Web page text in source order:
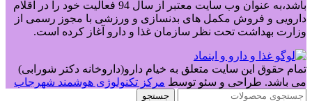
باشد،به عنوان وب سایت معتبر از سال 94 فعالیت خود را در اقلام
دارویی و فروش مکمل های بدنسازی و ورزشی با مجوز رسمی از
وزارت بهداشت تحت نظر سازمان غذا و دارو آغاز کرده است.
تمام حقوق این سایت متعلق به خیام دارو(داروخانه دکتر شورابی)
می باشد. طراحی و سئو توسط مرکز تکنولوژی هوشمند شهرجاب
جستجو